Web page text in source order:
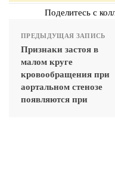
Поделитесь с
ПРЕДЫДУЩАЯ ЗАПИСЬ
Признаки застоя в
малом круге
кровообращения при
аортальном стенозе
появляются при